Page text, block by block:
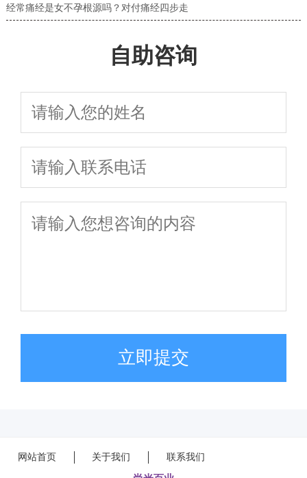
经常痛经是女不孕根源吗？对付痛经四步走
自助咨询
立即提交
网站首页 关于我们 联系我们